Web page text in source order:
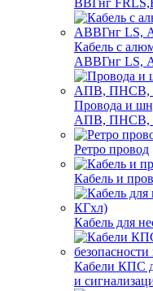
ВВГнг
Кабель с
АВВГнг LS,
Провода и
АПВ, ПНСВ,
Ретро провод
Кабель и
Кабель для
Кабели КПС
и